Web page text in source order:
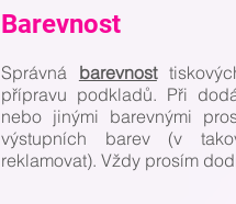
Barevnost
Správná barevnost
přípravu podkladů. Při
nebo jinými barevnými
výstupních barev (v
reklamovat). Vždy prosím